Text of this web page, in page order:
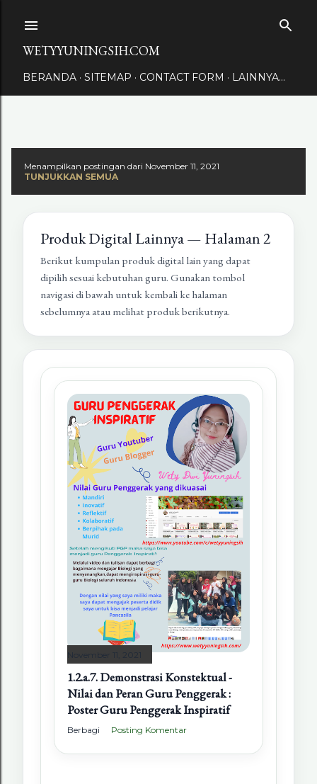
WETYYUNINGSIH.COM
BERANDA SITEMAP CONTACT FORM LAINNYA…
Menampilkan postingan dari November 11, 2021
TUNJUKKAN SEMUA
Produk Digital Lainnya — Halaman 2
Berikut kumpulan produk digital lain yang dapat
dipilih sesuai kebutuhan guru. Gunakan tombol
navigasi di bawah untuk kembali ke halaman
sebelumnya atau melihat produk berikutnya.
November 11, 2021
1.2.a.7. Demonstrasi Konstektual -
Nilai dan Peran Guru Penggerak :
Poster Guru Penggerak Inspiratif
Berbagi Posting Komentar